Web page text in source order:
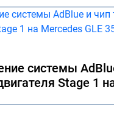
системы
Stage 1